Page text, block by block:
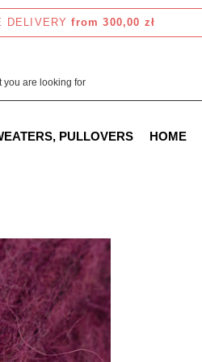
DELIVERY from 300,00 zł
PULLOVERS HOME